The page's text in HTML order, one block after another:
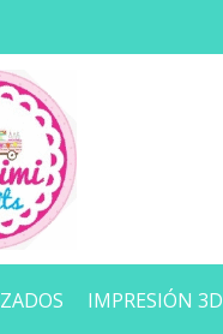
IMPRESIÓN 3D